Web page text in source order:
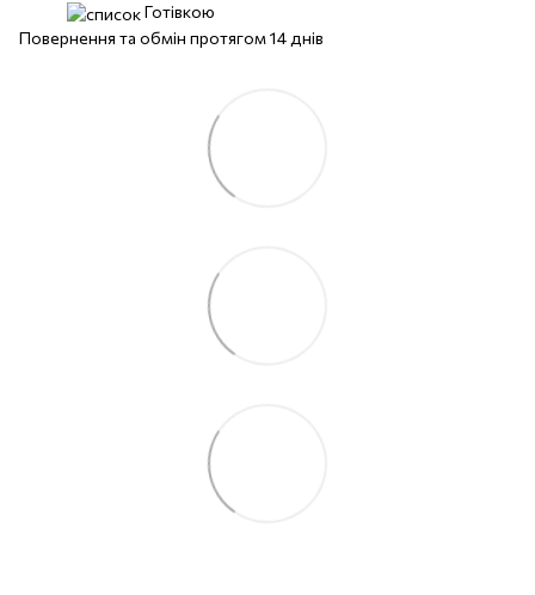
Готівкою
Повернення та обмін протягом 14 днів